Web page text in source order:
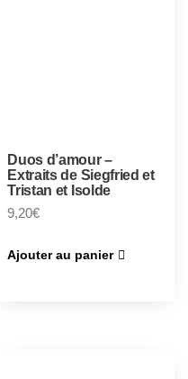
Duos d’amour –
Extraits de Siegfried et
Tristan et Isolde
9,20€
Ajouter au panier